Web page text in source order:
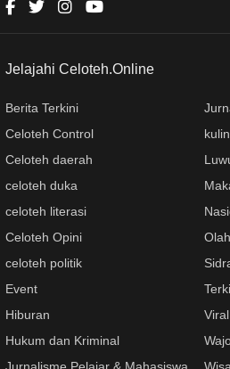
Jelajahi Celoteh.Online
Berita Terkini
Celoteh Control
Celoteh daerah
celoteh duka
celoteh literasi
Celoteh Opini
celoteh politik
Event
Hiburan
Hukum dan Kriminal
Viral